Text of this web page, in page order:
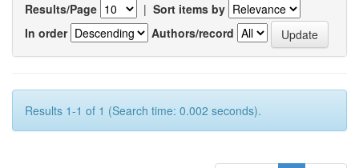
Results/Page | Sort items by
In order
Authors/record
Results 1-1 of 1 (Search time: 0.002 seconds).